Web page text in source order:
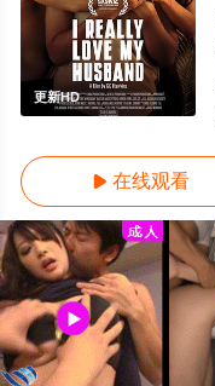
更新HD
 在线观看